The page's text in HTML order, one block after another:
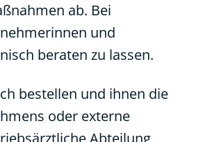
ab. Bei
und
beraten zu lassen.
bestellen und ihnen die
oder externe
Abteilung